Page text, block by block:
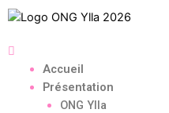
Accueil
Présentation
ONG Ylla